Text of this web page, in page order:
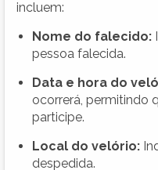
incluem:
Nome do falecido:
pessoa falecida.
Data e hora do
ocorrerá, permitindo
participe.
Local do velório:
despedida.